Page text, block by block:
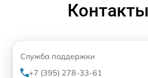
Контакты
Служба поддержки
+7 (395) 278-33-61